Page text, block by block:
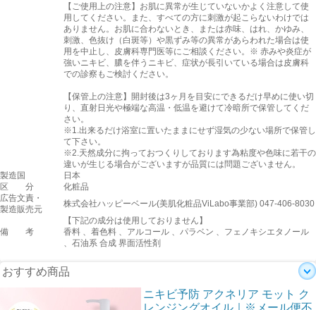
【ご使用上の注意】お肌に異常が生じていないかよく注意して使
用してください。また、すべての方に刺激が起こらないわけでは
ありません。お肌に合わないとき、または赤味、はれ、かゆみ、
刺激、色抜け（白斑等）や黒ずみ等の異常があらわれた場合は使
用を中止し、皮膚科専門医等にご相談ください。※ 赤みや炎症が
強いニキビ、膿を伴うニキビ、症状が長引いている場合は皮膚科
での診察もご検討ください。
【保管上の注意】開封後は3ヶ月を目安にできるだけ早めに使い切
り、直射日光や極端な高温・低温を避けて冷暗所で保管してくだ
さい。
※1.出来るだけ浴室に置いたままにせず湿気の少ない場所で保管し
て下さい。
※2.天然成分に拘っておつくりしております為粘度や色味に若干の
違いが生じる場合がございますが品質には問題ございません。
製造国
日本
区 分
化粧品
広告文責・
製造販売元
株式会社ハッピーベール(美肌化粧品ViLabo事業部) 047-406-8030
備 考
【下記の成分は使用しておりません】
香料 、着色料 、アルコール 、パラベン 、フェノキシエタノール
、石油系 合成 界面活性剤
おすすめ商品
ニキビ予防 アクネリア モット ク
レンジングオイル｜※メール便不